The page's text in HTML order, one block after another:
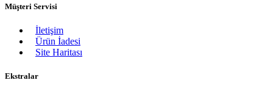
Müşteri Servisi
İletişim
Ürün İadesi
Site Haritası
Ekstralar